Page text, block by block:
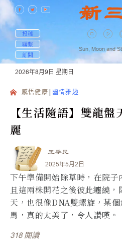
投稿
聯繫
訂閱
Sun, Moon and
2026年8月9日 星期日
感悟健康 幽情雅趣
【生活隨語】雙龍
麗
王季民
2025年5月2日
下午準備開始除草時，在院
且這兩株開花之後彼此纏繞
天，也很像DNA雙螺旋，某
馬，真的太美了，令人讚嘆。
318 閱讀